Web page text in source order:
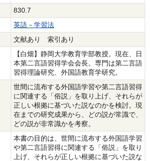
830.7
英語－学習法
文献あり 索引あり
【白畑】静岡大学教育学部教授。現在、日
本第二言語習得学会会長。専門は第二言語
習得理論研究、外国語教育学研究。
世間に流布する外国語学習や第二言語習得
に関連する「俗説」を取り上げ、それらが
正しい根拠に基づいた説なのかを検討。現
在までの研究成果から、どの説が常識で、
どの説が非常識かを考察。
本書の目的は、世間に流布する外国語学習
や第二言語習得に関連する「俗説」を取り
上げ、それらが正しい根拠に基づいた説な